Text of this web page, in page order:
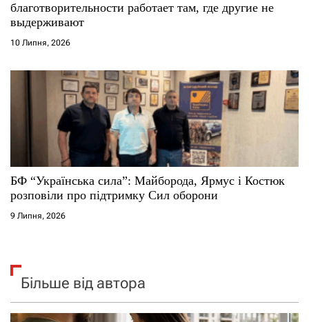
благотворительности работает там, где другие не
выдерживают
10 Липня, 2026
БФ “Українська сила”: Майборода, Ярмус і Костюк
розповіли про підтримку Сил оборони
9 Липня, 2026
Більше від автора